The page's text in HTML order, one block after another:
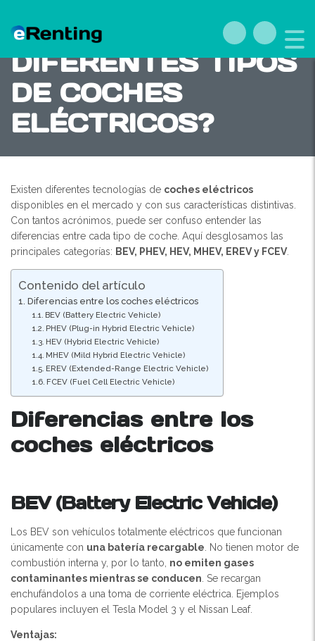
¿CUÁLES SON LOS
DIFERENTES TIPOS
DE COCHES
ELÉCTRICOS?
Existen diferentes tecnologías de coches eléctricos
disponibles en el mercado y con sus características distintivas.
Con tantos acrónimos, puede ser confuso entender las
diferencias entre cada tipo de coche. Aquí desglosamos las
principales categorías: BEV, PHEV, HEV, MHEV, EREV y FCEV.
Contenido del artículo
Diferencias entre los coches eléctricos
BEV (Battery Electric Vehicle)
PHEV (Plug-in Hybrid Electric Vehicle)
HEV (Hybrid Electric Vehicle)
MHEV (Mild Hybrid Electric Vehicle)
EREV (Extended-Range Electric Vehicle)
FCEV (Fuel Cell Electric Vehicle)
Diferencias entre los
coches eléctricos
BEV (Battery Electric Vehicle)
Los BEV son vehículos totalmente eléctricos que funcionan
únicamente con una batería recargable . No tienen motor de
combustión interna y, por lo tanto, no emiten gases
contaminantes mientras se conducen . Se recargan
enchufándolos a una toma de corriente eléctrica. Ejemplos
populares incluyen el Tesla Model 3 y el Nissan Leaf.
Ventajas: